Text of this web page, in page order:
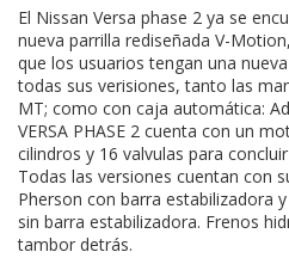
El Nissan Versa phase 2 ya se
nueva parrilla rediseñada V-
que los usuarios tengan una
todas sus verisiones, tanto las
MT; como con caja automática:
VERSA PHASE 2 cuenta con un
cilindros y 16 valvulas para
Todas las versiones cuentan con
Pherson con barra estabilizadora
sin barra estabilizadora. Frenos
tambor detrás.